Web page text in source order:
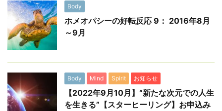
Body
ホメオパシーの好転反応 9： 2016年8月
～9月
Body Mind Spirit お知らせ
【2022年9月10月】“新たな次元での人生
を生きる”【スターヒーリング】お申込み